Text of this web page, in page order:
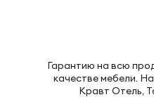
Гарантию на всю
качестве мебели.
Кравт Отель,